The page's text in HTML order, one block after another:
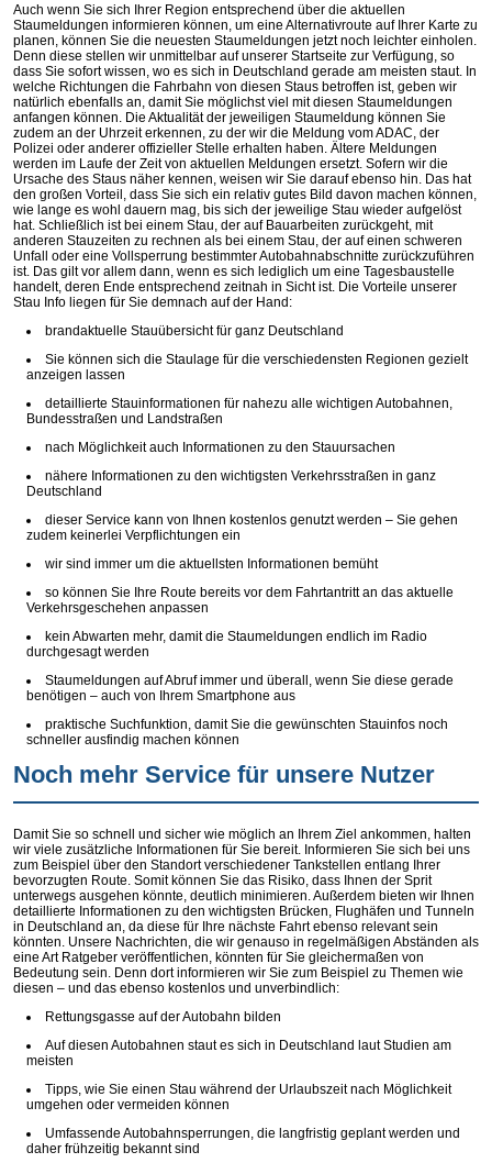
Auch wenn Sie sich Ihrer Region entsprechend über die aktuellen
Staumeldungen informieren können, um eine Alternativroute auf Ihrer Karte zu
planen, können Sie die neuesten Staumeldungen jetzt noch leichter einholen.
Denn diese stellen wir unmittelbar auf unserer Startseite zur Verfügung, so
dass Sie sofort wissen, wo es sich in Deutschland gerade am meisten staut. In
welche Richtungen die Fahrbahn von diesen Staus betroffen ist, geben wir
natürlich ebenfalls an, damit Sie möglichst viel mit diesen Staumeldungen
anfangen können. Die Aktualität der jeweiligen Staumeldung können Sie
zudem an der Uhrzeit erkennen, zu der wir die Meldung vom ADAC, der
Polizei oder anderer offizieller Stelle erhalten haben. Ältere Meldungen
werden im Laufe der Zeit von aktuellen Meldungen ersetzt. Sofern wir die
Ursache des Staus näher kennen, weisen wir Sie darauf ebenso hin. Das hat
den großen Vorteil, dass Sie sich ein relativ gutes Bild davon machen können,
wie lange es wohl dauern mag, bis sich der jeweilige Stau wieder aufgelöst
hat. Schließlich ist bei einem Stau, der auf Bauarbeiten zurückgeht, mit
anderen Stauzeiten zu rechnen als bei einem Stau, der auf einen schweren
Unfall oder eine Vollsperrung bestimmter Autobahnabschnitte zurückzuführen
ist. Das gilt vor allem dann, wenn es sich lediglich um eine Tagesbaustelle
handelt, deren Ende entsprechend zeitnah in Sicht ist. Die Vorteile unserer
Stau Info liegen für Sie demnach auf der Hand:
brandaktuelle Stauübersicht für ganz Deutschland
Sie können sich die Staulage für die verschiedensten Regionen gezielt
anzeigen lassen
detaillierte Stauinformationen für nahezu alle wichtigen Autobahnen,
Bundesstraßen und Landstraßen
nach Möglichkeit auch Informationen zu den Stauursachen
nähere Informationen zu den wichtigsten Verkehrsstraßen in ganz
Deutschland
dieser Service kann von Ihnen kostenlos genutzt werden – Sie gehen
zudem keinerlei Verpflichtungen ein
wir sind immer um die aktuellsten Informationen bemüht
so können Sie Ihre Route bereits vor dem Fahrtantritt an das aktuelle
Verkehrsgeschehen anpassen
kein Abwarten mehr, damit die Staumeldungen endlich im Radio
durchgesagt werden
Staumeldungen auf Abruf immer und überall, wenn Sie diese gerade
benötigen – auch von Ihrem Smartphone aus
praktische Suchfunktion, damit Sie die gewünschten Stauinfos noch
schneller ausfindig machen können
Noch mehr Service für unsere Nutzer
Damit Sie so schnell und sicher wie möglich an Ihrem Ziel ankommen, halten
wir viele zusätzliche Informationen für Sie bereit. Informieren Sie sich bei uns
zum Beispiel über den Standort verschiedener Tankstellen entlang Ihrer
bevorzugten Route. Somit können Sie das Risiko, dass Ihnen der Sprit
unterwegs ausgehen könnte, deutlich minimieren. Außerdem bieten wir Ihnen
detaillierte Informationen zu den wichtigsten Brücken, Flughäfen und Tunneln
in Deutschland an, da diese für Ihre nächste Fahrt ebenso relevant sein
könnten. Unsere Nachrichten, die wir genauso in regelmäßigen Abständen als
eine Art Ratgeber veröffentlichen, könnten für Sie gleichermaßen von
Bedeutung sein. Denn dort informieren wir Sie zum Beispiel zu Themen wie
diesen – und das ebenso kostenlos und unverbindlich:
Rettungsgasse auf der Autobahn bilden
Auf diesen Autobahnen staut es sich in Deutschland laut Studien am
meisten
Tipps, wie Sie einen Stau während der Urlaubszeit nach Möglichkeit
umgehen oder vermeiden können
Umfassende Autobahnsperrungen, die langfristig geplant werden und
daher frühzeitig bekannt sind